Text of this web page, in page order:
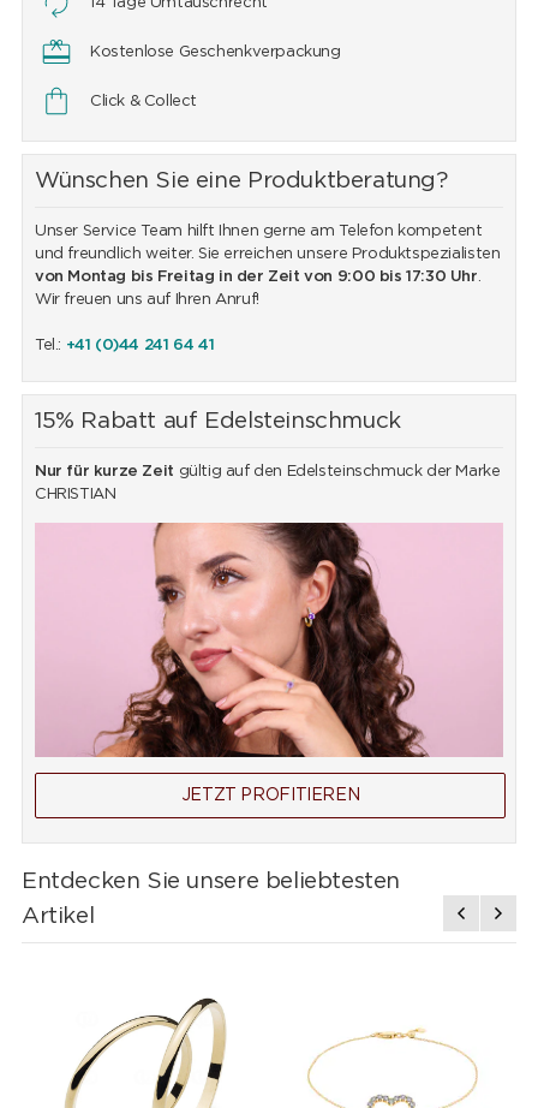
Kostenlose Geschenkverpackung
Click & Collect
Wünschen Sie eine Produktberatung?
Unser Service Team hilft Ihnen gerne am Telefon kompetent
und freundlich weiter. Sie erreichen unsere Produktspezialisten
von Montag bis Freitag in der Zeit von 9:00 bis 17:30 Uhr.
Wir freuen uns auf Ihren Anruf!
Tel.: +41 (0)44 241 64 41
15% Rabatt auf Edelsteinschmuck
Nur für kurze Zeit gültig auf den Edelsteinschmuck der Marke
CHRISTIAN
JETZT PROFITIEREN
Entdecken Sie unsere beliebtesten
Artikel